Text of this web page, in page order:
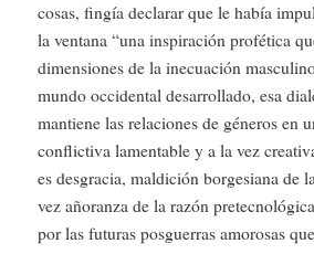
cosas, fingía declarar que le había
la ventana “una inspiración profética
dimensiones de la inecuación
mundo occidental desarrollado, esa
mantiene las relaciones de géneros en
conflictiva lamentable y a la vez
es desgracia, maldición borgesiana de
vez añoranza de la razón
por las futuras posguerras amorosas